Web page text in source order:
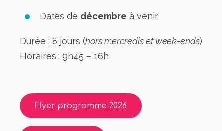
Dates de décembre à venir.
Durée : 8 jours (hors mercredis et week-ends)
Horaires : 9h45 – 16h
Flyer programme 2026